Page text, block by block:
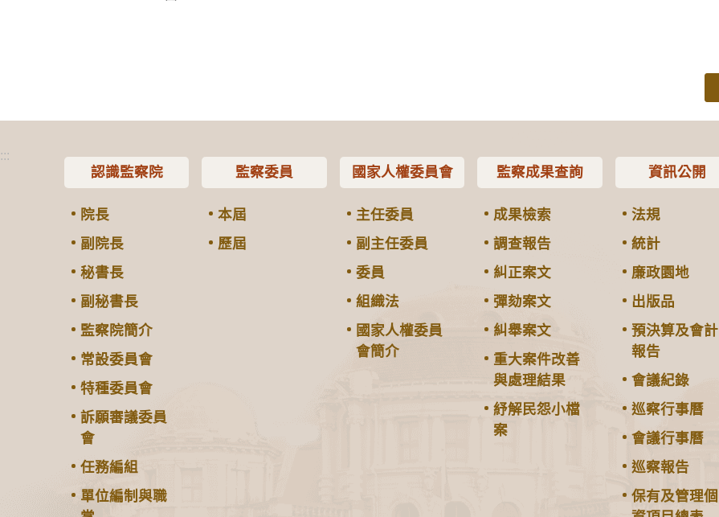
:::
認識監察院
院長
副院長
秘書長
副秘書長
監察院簡介
常設委員會
特種委員會
訴願審議委員
會
任務編組
單位編制與職
監察委員
本屆
歷屆
國家人權委員會
主任委員
副主任委員
委員
組織法
國家人權委員
會簡介
監察成果查詢
成果檢索
調查報告
糾正案文
彈劾案文
糾舉案文
重大案件改善
與處理結果
紓解民怨小檔
案
資訊公開
法規
統計
廉政園地
出版品
預決算及會計
報告
會議紀錄
巡察行事曆
會議行事曆
巡察報告
保有及管理個